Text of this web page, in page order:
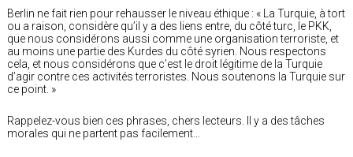
Berlin ne fait rien pour rehausser le niveau éthique : « La Turquie, à tort
ou a raison, considère qu’il y a des liens entre, du côté turc, le PKK,
que nous considérons aussi comme une organisation terroriste, et
au moins une partie des Kurdes du côté syrien. Nous respectons
cela, et nous considérons que c’est le droit légitime de la Turquie
d’agir contre ces activités terroristes. Nous soutenons la Turquie sur
ce point. »
Rappelez-vous bien ces phrases, chers lecteurs. Il y a des tâches
morales qui ne partent pas facilement…